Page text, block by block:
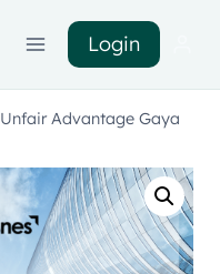
Login
Unfair Advantage Gaya